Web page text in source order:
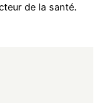
de la santé.